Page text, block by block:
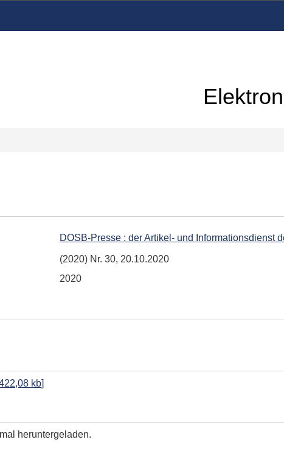
DOSB-Presse : der Artikel- und Informationsdienst
(2020) Nr. 30, 20.10.2020
2020
kb]
mal heruntergeladen.